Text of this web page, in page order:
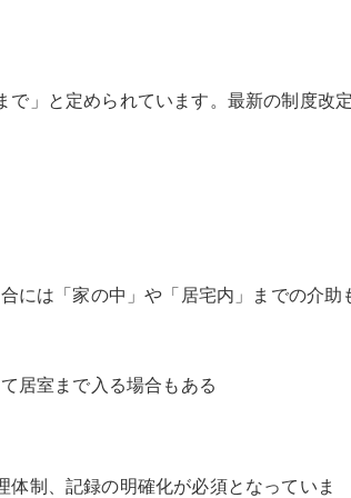
」と定められています。最新の制度改
には「家の中」や「居宅内」までの介助
居室まで入る場合もある
制、記録の明確化が必須となっていま